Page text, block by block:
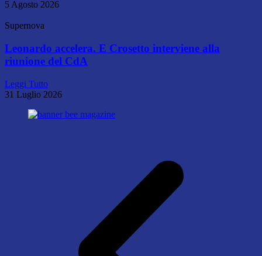
5 Agosto 2026
Supernova
Leonardo accelera. E Crosetto interviene alla
riunione del CdA
Leggi Tutto
31 Luglio 2026